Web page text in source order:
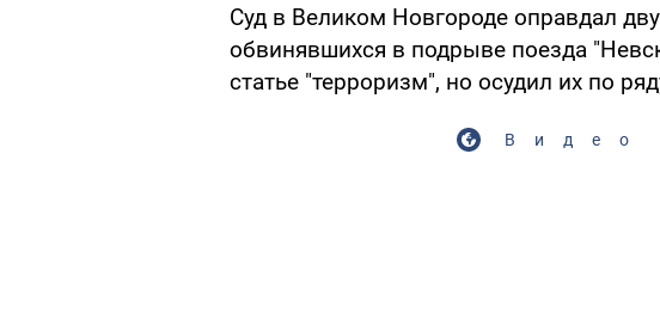
Суд в Великом Новгороде оправдал
обвинявшихся в подрыве поезда
статье "терроризм", но осудил их по
Видео